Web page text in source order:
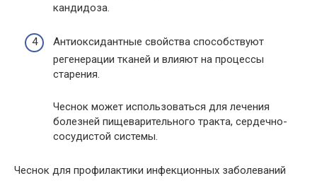
кандидоза.
Антиоксидантные свойства способствуют
регенерации тканей и влияют на процессы
старения.
Чеснок может использоваться для лечения
болезней пищеварительного тракта, сердечно-
сосудистой системы.
Чеснок для профилактики инфекционных заболеваний